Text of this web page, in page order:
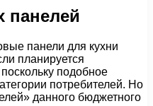
панелей
панели для кухни
планируется
подобное
потребителей. Но
данного бюджетного